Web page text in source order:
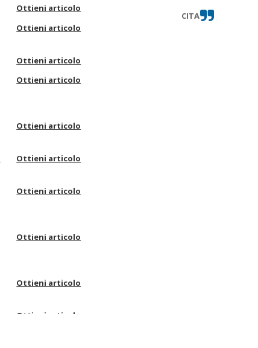
Ottieni articolo
Ottieni articolo
Ottieni articolo
Ottieni articolo
Ottieni articolo
Ottieni articolo
Ottieni articolo
Ottieni articolo
Ottieni articolo
Ottieni articolo
CITA